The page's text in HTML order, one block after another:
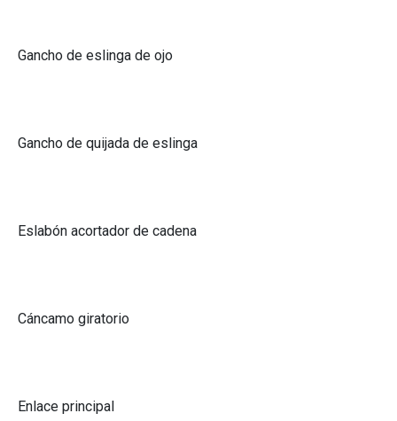
Gancho de eslinga de ojo
Gancho de quijada de eslinga
Eslabón acortador de cadena
Cáncamo giratorio
Enlace principal